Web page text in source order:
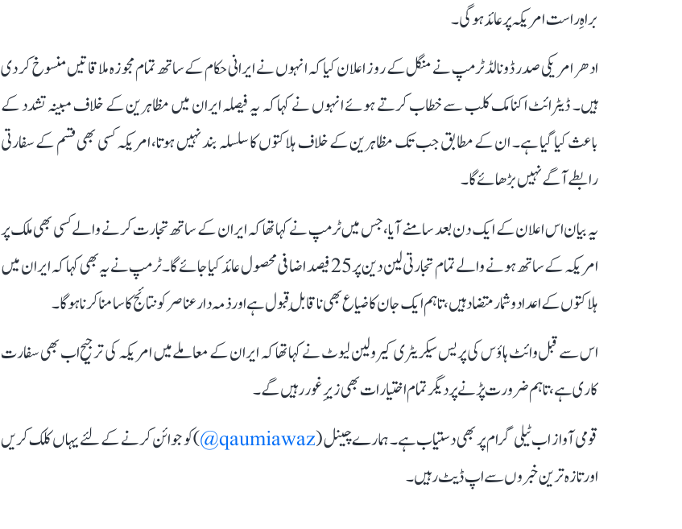
براہِ راست امریکہ پر عائد ہوگی۔
ادھر امریکی صدر ڈونالڈ ٹرمپ نے منگل کے روز اعلان کیا کہ انہوں نے ایرانی حکام کے ساتھ تمام مجوزہ ملاقاتیں منسوخ کر دی
ہیں۔ ڈیٹرائٹ اکنامک کلب سے خطاب کرتے ہوئے انہوں نے کہا کہ یہ فیصلہ ایران میں مظاہرین کے خلاف مبینہ تشدد کے
باعث کیا گیا ہے۔ ان کے مطابق جب تک مظاہرین کے خلاف ہلاکتوں کا سلسلہ بند نہیں ہوتا، امریکہ کسی بھی قسم کے سفارتی
رابطے آگے نہیں بڑھائے گا۔
یہ بیان اس اعلان کے ایک دن بعد سامنے آیا، جس میں ٹرمپ نے کہا تھا کہ ایران کے ساتھ تجارت کرنے والے کسی بھی ملک پر
امریکہ کے ساتھ ہونے والے تمام تجارتی لین دین پر 25 فیصد اضافی محصول عائد کیا جائے گا۔ ٹرمپ نے یہ بھی کہا کہ ایران میں
ہلاکتوں کے اعداد و شمار متضاد ہیں، تاہم ایک جان کا ضیاع بھی ناقابلِ قبول ہے اور ذمہ دار عناصر کو نتائج کا سامنا کرنا ہوگا۔
اس سے قبل وائٹ ہاؤس کی پریس سیکریٹری کیرولین لیوٹ نے کہا تھا کہ ایران کے معاملے میں امریکہ کی ترجیح اب بھی سفارت
کاری ہے، تاہم ضرورت پڑنے پر دیگر تمام اختیارات بھی زیرِ غور رہیں گے۔
قومی آواز اب ٹیلی گرام پر بھی دستیاب ہے۔ ہمارے چینل (qaumiawaz@
) کو جوائن کرنے کے لئے یہاں کلک کریں
اور تازہ ترین خبروں سے اپ ڈیٹ رہیں۔